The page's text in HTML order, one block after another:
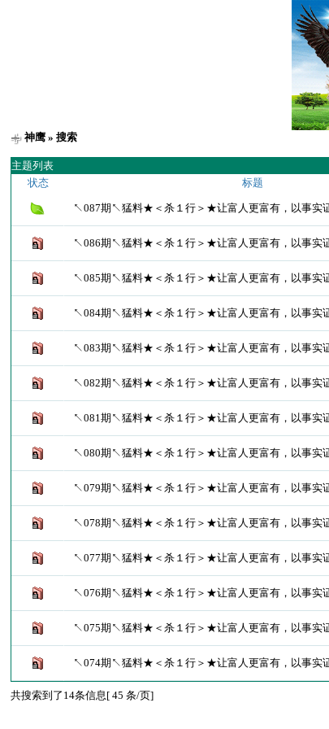
神鹰 » 搜索
主题列表
状态
标题
↖087期↖猛料★＜杀１行＞★让富人更富有，以事实
↖086期↖猛料★＜杀１行＞★让富人更富有，以事实
↖085期↖猛料★＜杀１行＞★让富人更富有，以事实
↖084期↖猛料★＜杀１行＞★让富人更富有，以事实
↖083期↖猛料★＜杀１行＞★让富人更富有，以事实
↖082期↖猛料★＜杀１行＞★让富人更富有，以事实
↖081期↖猛料★＜杀１行＞★让富人更富有，以事实
↖080期↖猛料★＜杀１行＞★让富人更富有，以事实
↖079期↖猛料★＜杀１行＞★让富人更富有，以事实
↖078期↖猛料★＜杀１行＞★让富人更富有，以事实
↖077期↖猛料★＜杀１行＞★让富人更富有，以事实
↖076期↖猛料★＜杀１行＞★让富人更富有，以事实
↖075期↖猛料★＜杀１行＞★让富人更富有，以事实
↖074期↖猛料★＜杀１行＞★让富人更富有，以事实
共搜索到了14条信息[ 45 条/页]